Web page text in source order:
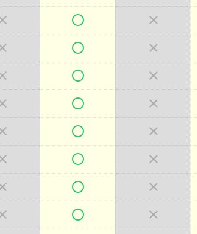
 
 
 
 
 
 
 
 